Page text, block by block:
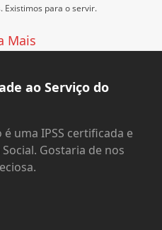
Existimos para o servir.
Mais
ao Serviço do
é uma IPSS certificada e
Gostaria de nos